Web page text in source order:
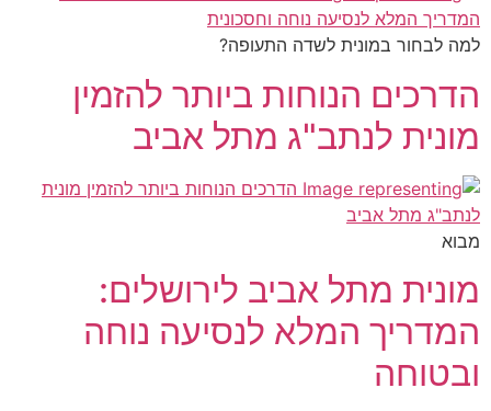
למה לבחור במונית לשדה התעופה?
הדרכים הנוחות ביותר להזמין
מונית לנתב"ג מתל אביב
מבוא
מונית מתל אביב לירושלים:
המדריך המלא לנסיעה נוחה
ובטוחה